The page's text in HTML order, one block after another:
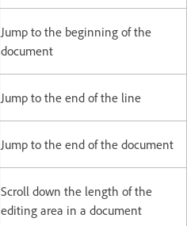
Jump to the beginning of the
document
Jump to the end of the line
Jump to the end of the document
Scroll down the length of the
editing area in a document